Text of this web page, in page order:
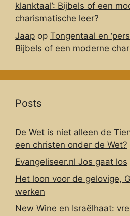
klanktaal’: Bijbels of een
charismatische leer?
Jaap op Tongentaal en
Bijbels of een moderne
Posts
De Wet is niet alleen de
een christen onder de Wet?
Evangeliseer.nl Jos gaat los
Het loon voor de gelovige,
werken
New Wine en Israëlhaat: